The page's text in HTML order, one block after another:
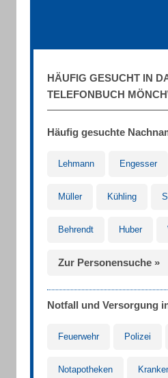
HÄUFIG GESUCHT IN
TELEFONBUCH
Häufig gesuchte
Lehmann Engesser
Müller Kühling
Behrendt Huber
Zur Personensuche »
Notfall und Versorgung
Feuerwehr Polizei
Notapotheken